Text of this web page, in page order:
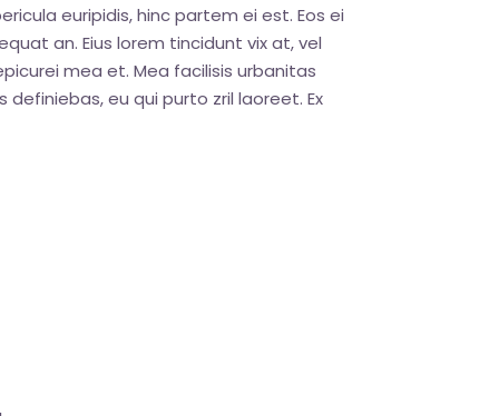
euripidis, hinc partem ei est. Eos ei
an. Eius lorem tincidunt vix at, vel
mea et. Mea facilisis urbanitas
definiebas, eu qui purto zril laoreet. Ex